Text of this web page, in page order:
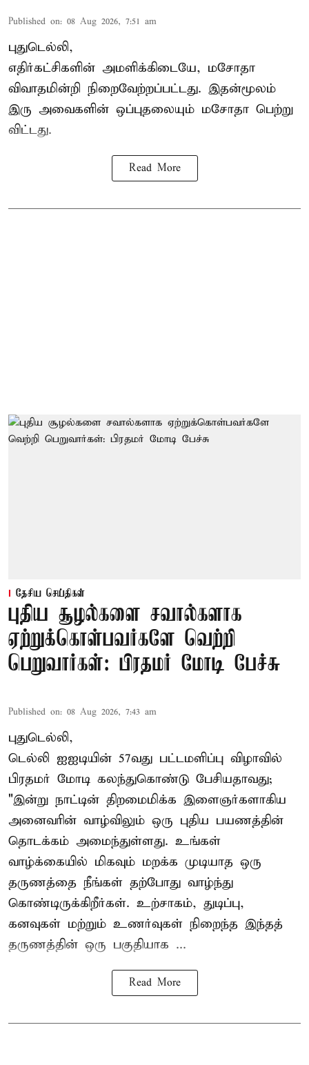
Published on: 08 Aug 2026, 7:51 am
புதுடெல்லி,
எதிர்கட்சிகளின் அமளிக்கிடையே, மசோதா
விவாதமின்றி நிறைவேற்றப்பட்டது. இதன்மூலம்
இரு அவைகளின் ஒப்புதலையும் மசோதா பெற்று
விட்டது.
Read More
தேசிய செய்திகள்
புதிய சூழல்களை சவால்களாக
ஏற்றுக்கொள்பவர்களே வெற்றி
பெறுவார்கள்: பிரதமர் மோடி பேச்சு
Published on: 08 Aug 2026, 7:43 am
புதுடெல்லி,
டெல்லி ஐஐடியின் 57வது பட்டமளிப்பு விழாவில்
பிரதமர் மோடி கலந்துகொண்டு பேசியதாவது;
"இன்று நாட்டின் திறமைமிக்க இளைஞர்களாகிய
அனைவரின் வாழ்விலும் ஒரு புதிய பயணத்தின்
தொடக்கம் அமைந்துள்ளது. உங்கள்
வாழ்க்கையில் மிகவும் மறக்க முடியாத ஒரு
தருணத்தை நீங்கள் தற்போது வாழ்ந்து
கொண்டிருக்கிறீர்கள். உற்சாகம், துடிப்பு,
கனவுகள் மற்றும் உணர்வுகள் நிறைந்த இந்தத்
தருணத்தின் ஒரு பகுதியாக ...
Read More